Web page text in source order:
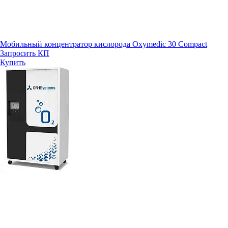
Мобильный концентратор кислорода Oxymedic 30 Compact
Запросить КП
Купить